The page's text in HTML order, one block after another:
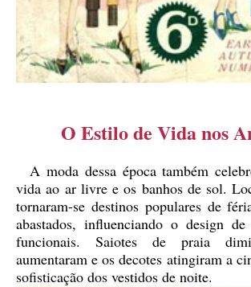
O Estilo de Vida nos
A moda dessa época também
vida ao ar livre e os banhos de sol.
tornaram-se destinos populares de
abastados, influenciando o design
funcionais. Saiotes de praia
aumentaram e os decotes atingiram a
sofisticação dos vestidos de noite.